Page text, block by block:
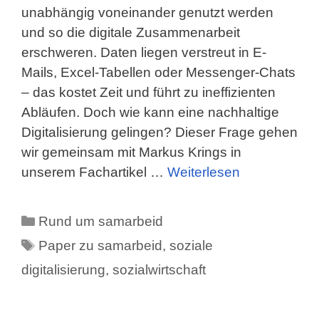
unabhängig voneinander genutzt werden
und so die digitale Zusammenarbeit
erschweren. Daten liegen verstreut in E-
Mails, Excel-Tabellen oder Messenger-Chats
– das kostet Zeit und führt zu ineffizienten
Abläufen. Doch wie kann eine nachhaltige
Digitalisierung gelingen? Dieser Frage gehen
wir gemeinsam mit Markus Krings in
unserem Fachartikel … Weiterlesen
Kategorien
Rund um samarbeid
Schlagwörter
Paper zu samarbeid,soziale
digitalisierung, sozialwirtschaft